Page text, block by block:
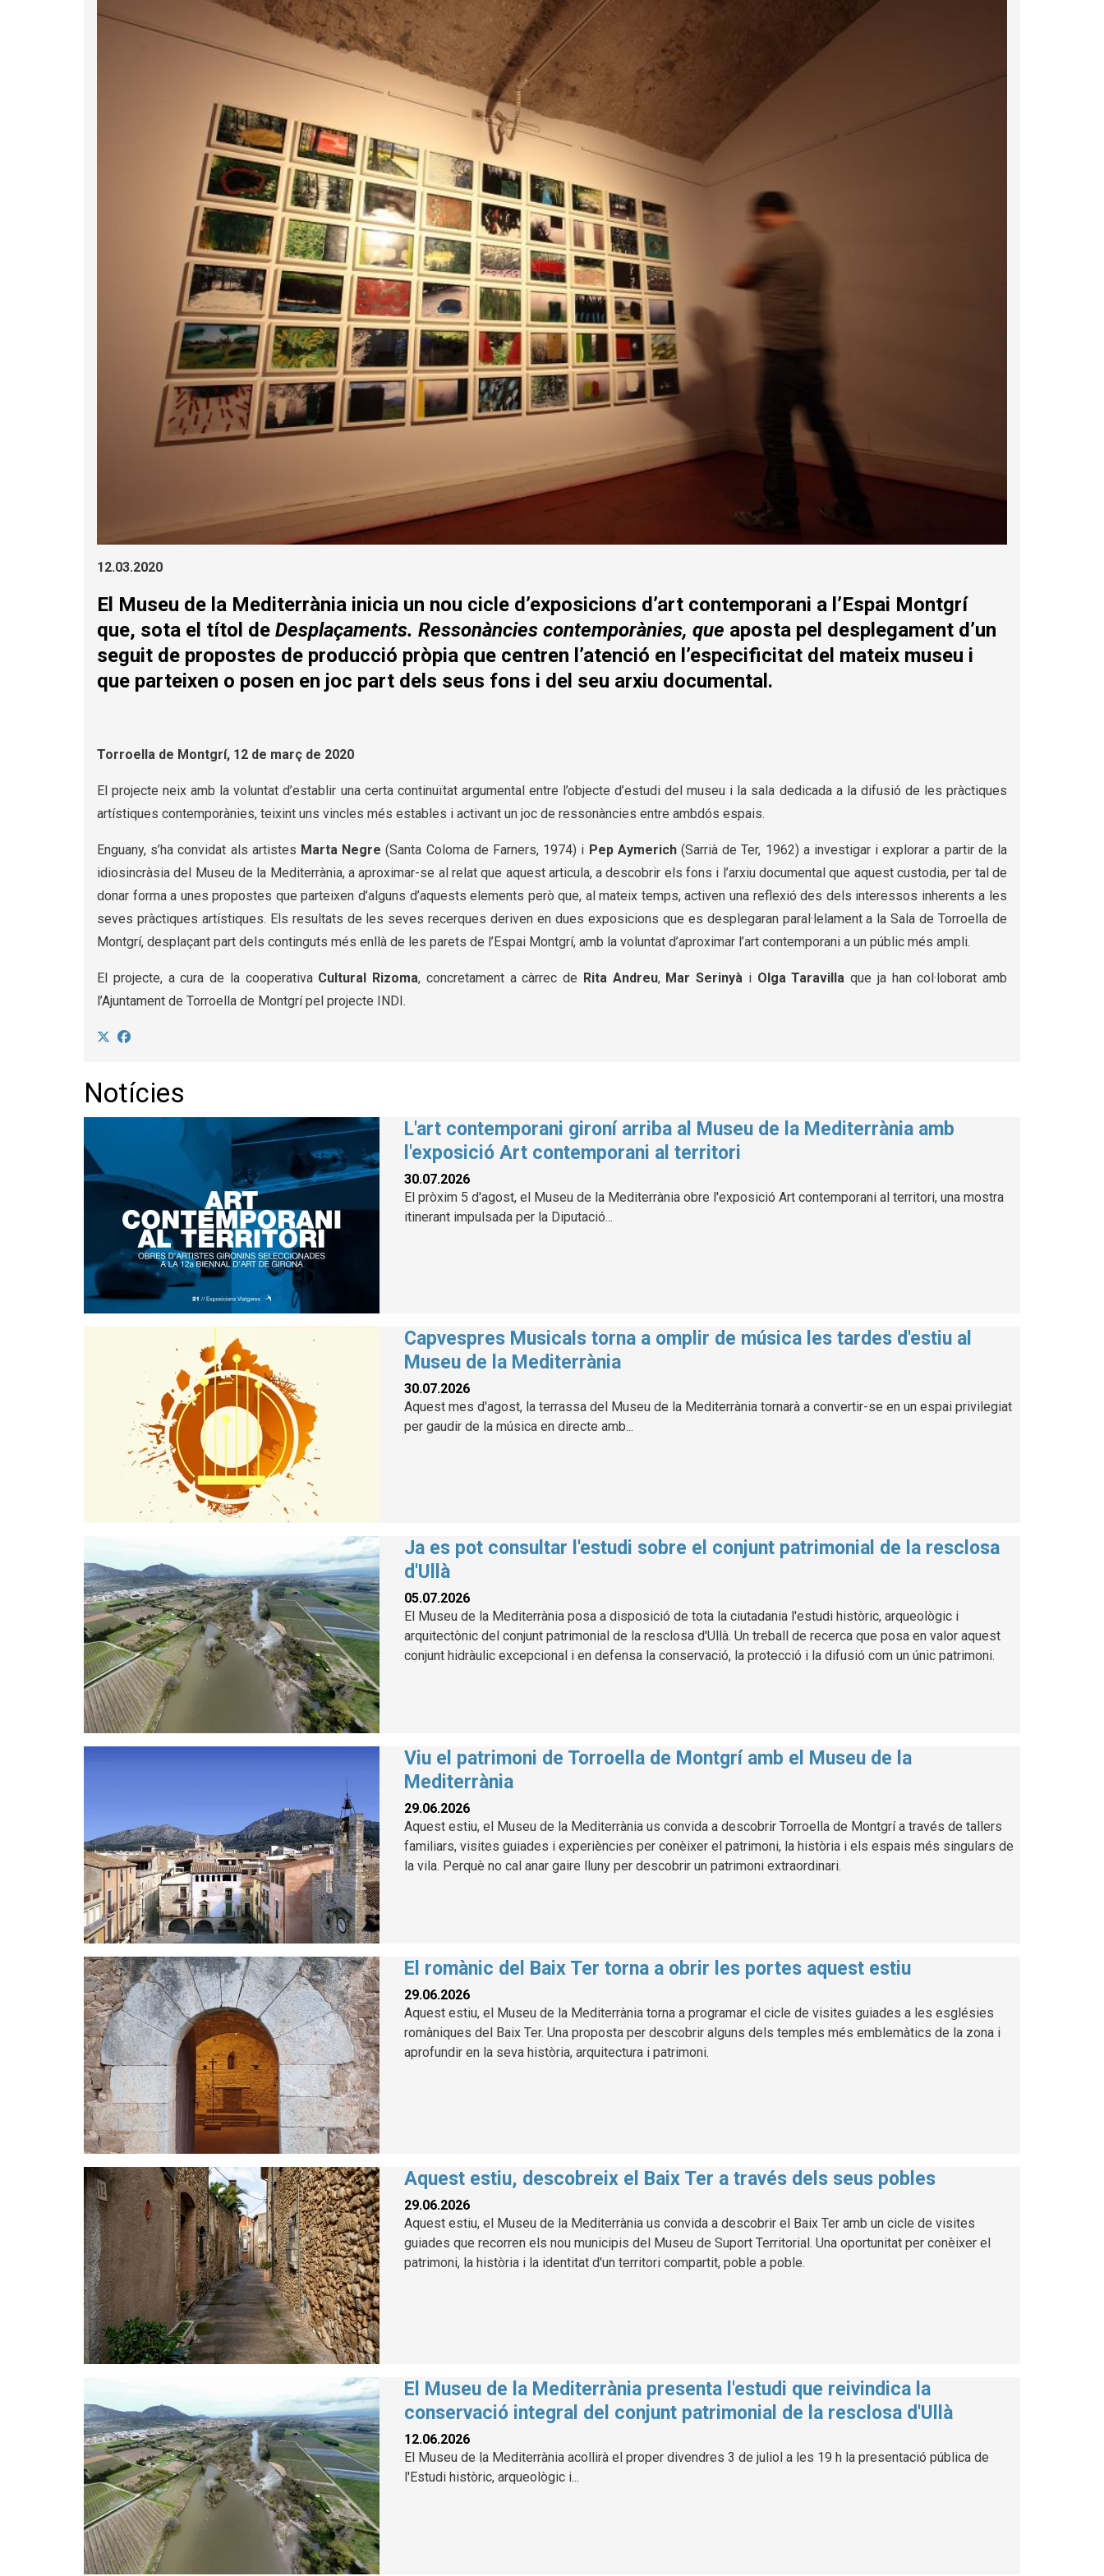
12.03.2020
El Museu de la Mediterrània inicia un nou cicle d’exposicions d’art contemporani a l’Espai Montgrí
que, sota el títol de Desplaçaments. Ressonàncies contemporànies, que aposta pel desplegament d’un
seguit de propostes de producció pròpia que centren l’atenció en l’especificitat del mateix museu i
que parteixen o posen en joc part dels seus fons i del seu arxiu documental.
Torroella de Montgrí, 12 de març de 2020
El projecte neix amb la voluntat d’establir una certa continuïtat argumental entre l’objecte d’estudi del museu i la sala dedicada a la difusió de les pràctiques
artístiques contemporànies, teixint uns vincles més estables i activant un joc de ressonàncies entre ambdós espais.
Enguany, s’ha convidat als artistes Marta Negre (Santa Coloma de Farners, 1974) i Pep Aymerich(Sarrià de Ter, 1962) a investigar i explorar a partir de la
idiosincràsia del Museu de la Mediterrània, a aproximar-se al relat que aquest articula, a descobrir els fons i l’arxiu documental que aquest custodia, per tal de
donar forma a unes propostes que parteixen d’alguns d’aquests elements però que, al mateix temps, activen una reflexió des dels interessos inherents a les
seves pràctiques artístiques. Els resultats de les seves recerques deriven en dues exposicions que es desplegaran paral·lelament a la Sala de Torroella de
Montgrí, desplaçant part dels continguts més enllà de les parets de l’Espai Montgrí, amb la voluntat d’aproximar l’art contemporani a un públic més ampli.
El projecte, a cura de la cooperativa Cultural Rizoma, concretament a càrrec de Rita Andreu, Mar Serinyà i Olga Taravilla que ja han col·loborat amb
l’Ajuntament de Torroella de Montgrí pel projecte INDI.
Notícies
L'art contemporani gironí arriba al Museu de la Mediterrània amb
l'exposició Art contemporani al territori
30.07.2026
El pròxim 5 d'agost, el Museu de la Mediterrània obre l'exposició Art contemporani al territori, una mostra
itinerant impulsada per la Diputació...
Capvespres Musicals torna a omplir de música les tardes d'estiu al
Museu de la Mediterrània
30.07.2026
Aquest mes d'agost, la terrassa del Museu de la Mediterrània tornarà a convertir-se en un espai privilegiat
per gaudir de la música en directe amb...
Ja es pot consultar l'estudi sobre el conjunt patrimonial de la resclosa
d'Ullà
05.07.2026
El Museu de la Mediterrània posa a disposició de tota la ciutadania l'estudi històric, arqueològic i
arquitectònic del conjunt patrimonial de la resclosa d'Ullà. Un treball de recerca que posa en valor aquest
conjunt hidràulic excepcional i en defensa la conservació, la protecció i la difusió com un únic patrimoni.
Viu el patrimoni de Torroella de Montgrí amb el Museu de la
Mediterrània
29.06.2026
Aquest estiu, el Museu de la Mediterrània us convida a descobrir Torroella de Montgrí a través de tallers
familiars, visites guiades i experiències per conèixer el patrimoni, la història i els espais més singulars de
la vila. Perquè no cal anar gaire lluny per descobrir un patrimoni extraordinari.
El romànic del Baix Ter torna a obrir les portes aquest estiu
29.06.2026
Aquest estiu, el Museu de la Mediterrània torna a programar el cicle de visites guiades a les esglésies
romàniques del Baix Ter. Una proposta per descobrir alguns dels temples més emblemàtics de la zona i
aprofundir en la seva història, arquitectura i patrimoni.
Aquest estiu, descobreix el Baix Ter a través dels seus pobles
29.06.2026
Aquest estiu, el Museu de la Mediterrània us convida a descobrir el Baix Ter amb un cicle de visites
guiades que recorren els nou municipis del Museu de Suport Territorial. Una oportunitat per conèixer el
patrimoni, la història i la identitat d'un territori compartit, poble a poble.
El Museu de la Mediterrània presenta l'estudi que reivindica la
conservació integral del conjunt patrimonial de la resclosa d'Ullà
12.06.2026
El Museu de la Mediterrània acollirà el proper divendres 3 de juliol a les 19 h la presentació pública de
l'Estudi històric, arqueològic i...